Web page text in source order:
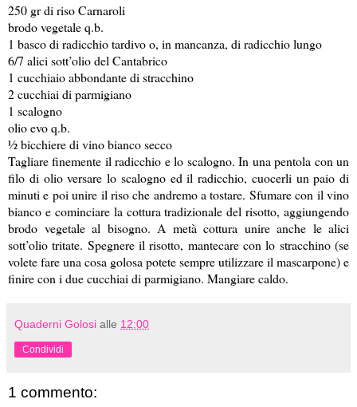
250 gr di riso Carnaroli
brodo vegetale q.b.
1 basco di radicchio tardivo o, in mancanza, di radicchio lungo
6/7 alici sott’olio del Cantabrico
1 cucchiaio abbondante di stracchino
2 cucchiai di parmigiano
1 scalogno
olio evo q.b.
½ bicchiere di vino bianco secco
Tagliare finemente il radicchio e lo scalogno. In una pentola con un
filo di olio versare lo scalogno ed il radicchio, cuocerli un paio di
minuti e poi unire il riso che andremo a tostare. Sfumare con il vino
bianco e cominciare la cottura tradizionale del risotto, aggiungendo
brodo vegetale al bisogno. A metà cottura unire anche le alici
sott’olio tritate. Spegnere il risotto, mantecare con lo stracchino (se
volete fare una cosa golosa potete sempre utilizzare il mascarpone) e
finire con i due cucchiai di parmigiano. Mangiare caldo.
Quaderni Golosi alle 12:00
Condividi
1 commento: